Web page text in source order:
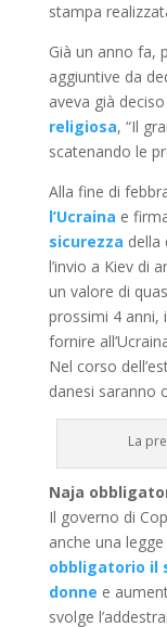
stampa
Già un anno fa,
aggiuntive da
aveva già
religiosa, “Il
scatenando le
Alla fine di
l’Ucraina e
sicurezza della
l’invio a Kiev di
un valore di
prossimi 4 anni,
fornire
Nel corso
danesi saranno
La
Naja
Il governo di
anche una
obbligatorio il
donne e
svolge